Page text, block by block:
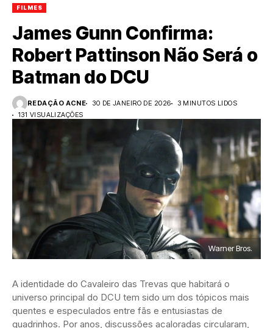
FILMES
James Gunn Confirma:
Robert Pattinson Não Será o
Batman do DCU
REDAÇÃO ACNE 30 DE JANEIRO DE 2026
3 MINUTOS LIDOS
131 VISUALIZAÇÕES
Warner Bros.
A identidade do Cavaleiro das Trevas que habitará o
universo principal do DCU tem sido um dos tópicos mais
quentes e especulados entre fãs e entusiastas de
quadrinhos. Por anos, discussões acaloradas circularam,